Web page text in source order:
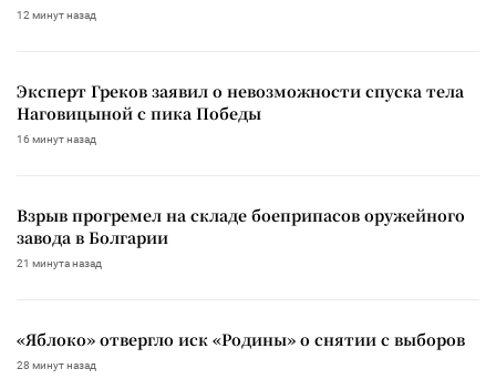
12 минут назад
Эксперт Греков заявил о невозможности спуска тела
Наговицыной с пика Победы
16 минут назад
Взрыв прогремел на складе боеприпасов оружейного
завода в Болгарии
21 минута назад
«Яблоко» отвергло иск «Родины» о снятии с выборов
28 минут назад